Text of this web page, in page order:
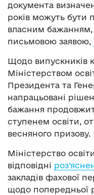
документа
років можуть бути
власним бажанням,
письмовою заявою,
Щодо випускників
Міністерством
Президента та
напрацьовані
бажання
ступенем освіти,
весняного призову.
Міністерство
відповідні
закладів фахової
щодо попередньої